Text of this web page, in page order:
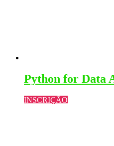
Python for Data
INSCRIÇÃO